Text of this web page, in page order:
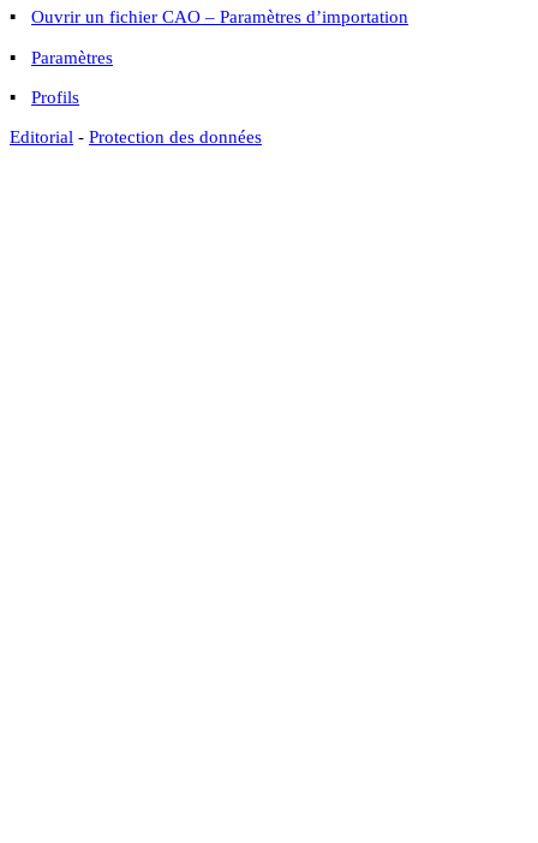
▪
Ouvrir un fichier CAO – Paramètres d’importation
▪
Paramètres
▪
Profils
Editorial - Protection des données